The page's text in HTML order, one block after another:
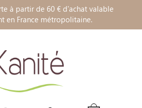
à partir de 60 € d'achat valable
en France métropolitaine.